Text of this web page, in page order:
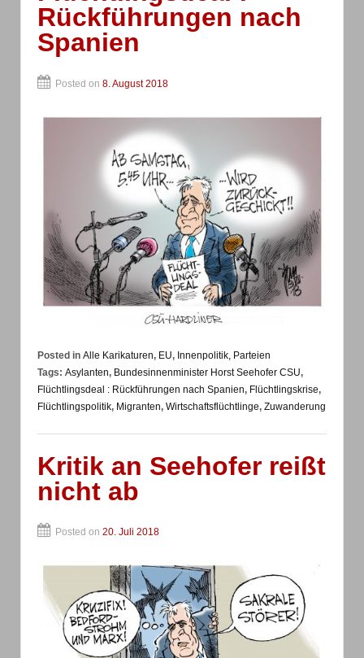
Rückführungen nach
Spanien
Posted on 8. August 2018
Posted in Alle Karikaturen, EU, Innenpolitik, Parteien
Tags: Asylanten, Bundesinnenminister Horst Seehofer CSU,
Flüchtlingsdeal : Rückführungen nach Spanien, Flüchtlingskrise,
Flüchtlingspolitik, Migranten, Wirtschaftsflüchtlinge, Zuwanderung
Kritik an Seehofer reißt
nicht ab
Posted on 20. Juli 2018